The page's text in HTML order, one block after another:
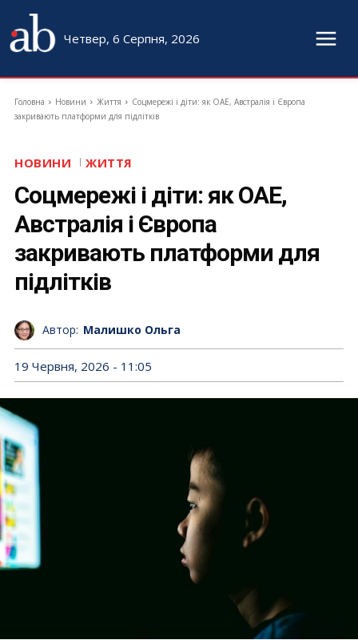
Четвер, 6 Серпня, 2026
Головна Новини Життя
Соцмережі і діти: як ОАЕ, Австралія і Європа
закривають платформи для підлітків
НОВИНИ ЖИТТЯ
Соцмережі і діти: як ОАЕ,
Австралія і Європа
закривають платформи для
підлітків
Автор: Малишко Ольга
19 Червня, 2026 - 11:05